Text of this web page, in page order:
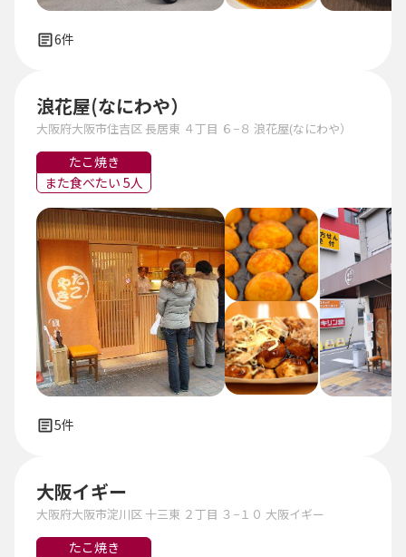
6件
浪花屋(なにわや）
大阪府大阪市住吉区 長居東 ４丁目 ６−８ 浪花屋(なにわや）
たこ焼き
また食べたい 5人
5件
大阪イギー
大阪府大阪市淀川区 十三東 ２丁目 ３−１０ 大阪イギー
たこ焼き